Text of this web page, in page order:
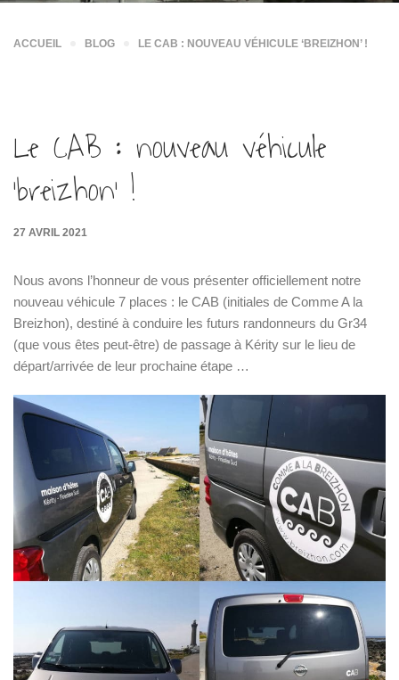
ACCUEIL BLOG LE CAB : NOUVEAU VÉHICULE ‘BREIZHON’ !
Le CAB : nouveau véhicule
‘breizhon’ !
27 AVRIL 2021
Nous avons l’honneur de vous présenter officiellement notre
nouveau véhicule 7 places : le CAB (initiales de Comme A la
Breizhon), destiné à conduire les futurs randonneurs du Gr34
(que vous êtes peut-être) de passage à Kérity sur le lieu de
départ/arrivée de leur prochaine étape …